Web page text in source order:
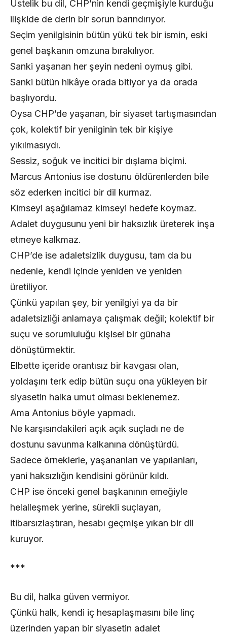
Üstelik bu dil, CHP’nin kendi geçmişiyle kurduğu
ilişkide de derin bir sorun barındırıyor.
Seçim yenilgisinin bütün yükü tek bir ismin, eski
genel başkanın omzuna bırakılıyor.
Sanki yaşanan her şeyin nedeni oymuş gibi.
Sanki bütün hikâye orada bitiyor ya da orada
başlıyordu.
Oysa CHP’de yaşanan, bir siyaset tartışmasından
çok, kolektif bir yenilginin tek bir kişiye
yıkılmasıydı.
Sessiz, soğuk ve incitici bir dışlama biçimi.
Marcus Antonius ise dostunu öldürenlerden bile
söz ederken incitici bir dil kurmaz.
Kimseyi aşağılamaz kimseyi hedefe koymaz.
Adalet duygusunu yeni bir haksızlık üreterek inşa
etmeye kalkmaz.
CHP’de ise adaletsizlik duygusu, tam da bu
nedenle, kendi içinde yeniden ve yeniden
üretiliyor.
Çünkü yapılan şey, bir yenilgiyi ya da bir
adaletsizliği anlamaya çalışmak değil; kolektif bir
suçu ve sorumluluğu kişisel bir günaha
dönüştürmektir.
Elbette içeride orantısız bir kavgası olan,
yoldaşını terk edip bütün suçu ona yükleyen bir
siyasetin halka umut olması beklenemez.
Ama Antonius böyle yapmadı.
Ne karşısındakileri açık açık suçladı ne de
dostunu savunma kalkanına dönüştürdü.
Sadece örneklerle, yaşananları ve yapılanları,
yani haksızlığın kendisini görünür kıldı.
CHP ise önceki genel başkanının emeğiyle
helalleşmek yerine, sürekli suçlayan,
itibarsızlaştıran, hesabı geçmişe yıkan bir dil
kuruyor.
***
Bu dil, halka güven vermiyor.
Çünkü halk, kendi iç hesaplaşmasını bile linç
üzerinden yapan bir siyasetin adalet